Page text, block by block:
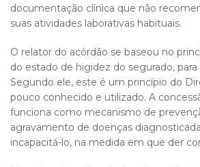
documentação clínica que não
suas atividades laborativas habituais.
O relator do acórdão se baseou no
do estado de higidez do segurado,
Segundo ele, este é um princípio do
pouco conhecido e utilizado. A
funciona como mecanismo de
agravamento de doenças
incapacitá-lo, na medida em que der